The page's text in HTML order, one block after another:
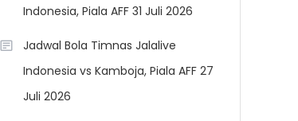
Indonesia, Piala AFF 31 Juli 2026
Jadwal Bola Timnas Jalalive
Indonesia vs Kamboja, Piala AFF 27
Juli 2026